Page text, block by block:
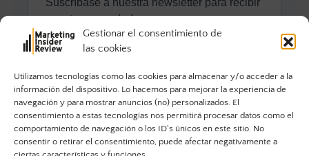
Gestionar el consentimiento de
las cookies
Utilizamos tecnologías como las cookies para almacenar y/o acceder a la
información del dispositivo. Lo hacemos para mejorar la experiencia de
navegación y para mostrar anuncios (no) personalizados. El
consentimiento a estas tecnologías nos permitirá procesar datos como el
comportamiento de navegación o los ID's únicos en este sitio. No
consentir o retirar el consentimiento, puede afectar negativamente a